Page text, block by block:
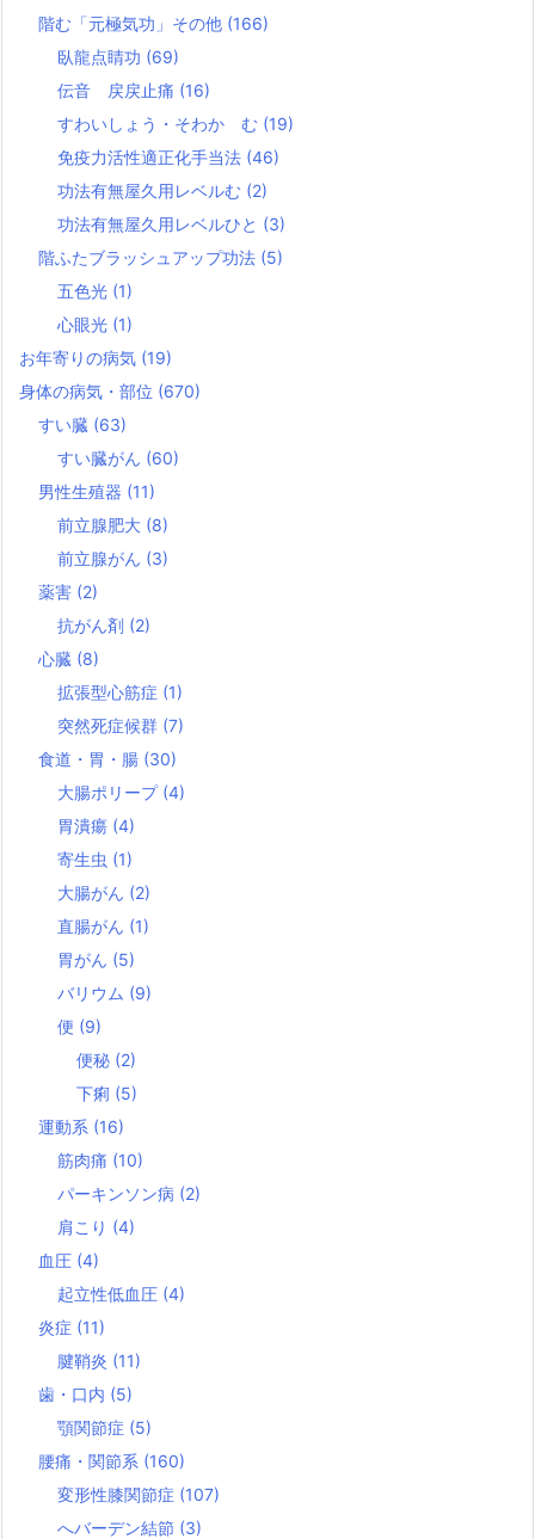
階む「元極気功」その他 (166)
臥龍点睛功 (69)
伝音 戻戻止痛 (16)
すわいしょう・そわか む (19)
免疫力活性適正化手当法 (46)
功法有無屋久用レベルむ (2)
功法有無屋久用レベルひと (3)
階ふたブラッシュアップ功法 (5)
五色光 (1)
心眼光 (1)
お年寄りの病気 (19)
身体の病気・部位 (670)
すい臓 (63)
すい臓がん (60)
男性生殖器 (11)
前立腺肥大 (8)
前立腺がん (3)
薬害 (2)
抗がん剤 (2)
心臓 (8)
拡張型心筋症 (1)
突然死症候群 (7)
食道・胃・腸 (30)
大腸ポリープ (4)
胃潰瘍 (4)
寄生虫 (1)
大腸がん (2)
直腸がん (1)
胃がん (5)
バリウム (9)
便 (9)
便秘 (2)
下痢 (5)
運動系 (16)
筋肉痛 (10)
パーキンソン病 (2)
肩こり (4)
血圧 (4)
起立性低血圧 (4)
炎症 (11)
腱鞘炎 (11)
歯・口内 (5)
顎関節症 (5)
腰痛・関節系 (160)
変形性膝関節症 (107)
へバーデン結節 (3)